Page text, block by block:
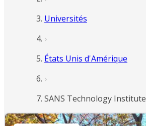
Universités
États Unis d'Amérique
SANS Technology Institute